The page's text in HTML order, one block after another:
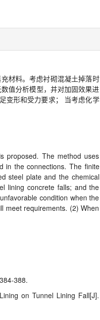
材料。考虑衬砌混凝土掉落时
值分析模型，并对加固效果进
变形和受力要求； 当考虑化学
proposed. The method uses
in the connections. The finite
steel plate and the chemical
lining concrete falls; and the
condition when the
meet requirements. (2) When
388.
on Tunnel Lining Fall[J].